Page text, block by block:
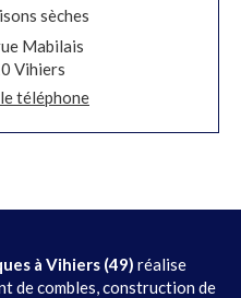
sèches
Mabilais
Vihiers
téléphone
à Vihiers (49) réalise
de combles, construction de